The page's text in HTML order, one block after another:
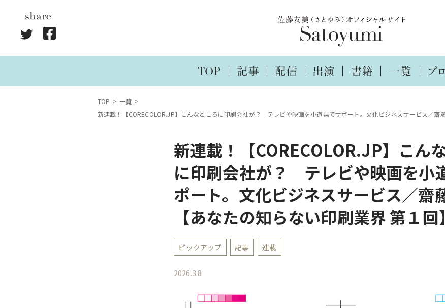
TOP
一覧
新連載！【CORECOLOR.JP】こんなところに印刷会社が？ テレビや映画を小道具でサポート。文化ビジネスサービス／齋
新連載！【CORECOLOR.JP】こん
に印刷会社が？ テレビや映画を小
ポート。文化ビジネスサービス／齋
【あなたの知らない印刷業界 第１回】
ピックアップ 記事 連載
2026.3.8